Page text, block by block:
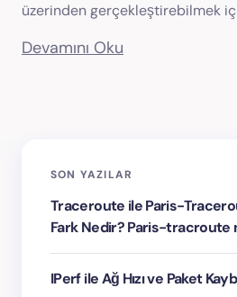
üzerinden gerçekleştirebilmek
Devamını Oku
SON YAZILAR
Traceroute ile Paris-
Fark Nedir? Paris-tracroute
IPerf ile Ağ Hızı ve Paket